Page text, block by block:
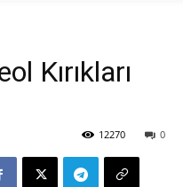
Kırıkları
0
12270